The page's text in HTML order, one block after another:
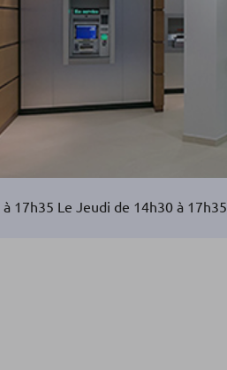
17h35 Le Jeudi de 14h30 à 17h35